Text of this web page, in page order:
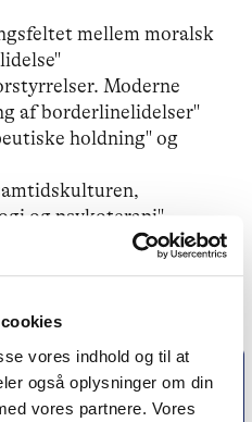
vores indhold og til at
også oplysninger om din
vores partnere. Vores
mellem moralsk
Moderne
af borderlinelidelser"
holdning" og
og psykoterapi",